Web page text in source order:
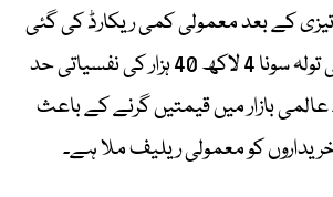
کے بعد معمولی کمی ریکارڈ کی گئی
ہے، جس کے بعد فی تولہ سونا 4 لاکھ 40 ہزار کی نفسیاتی حد
بازار میں قیمتیں گرنے کے باعث
کو معمولی ریلیف ملا ہے۔